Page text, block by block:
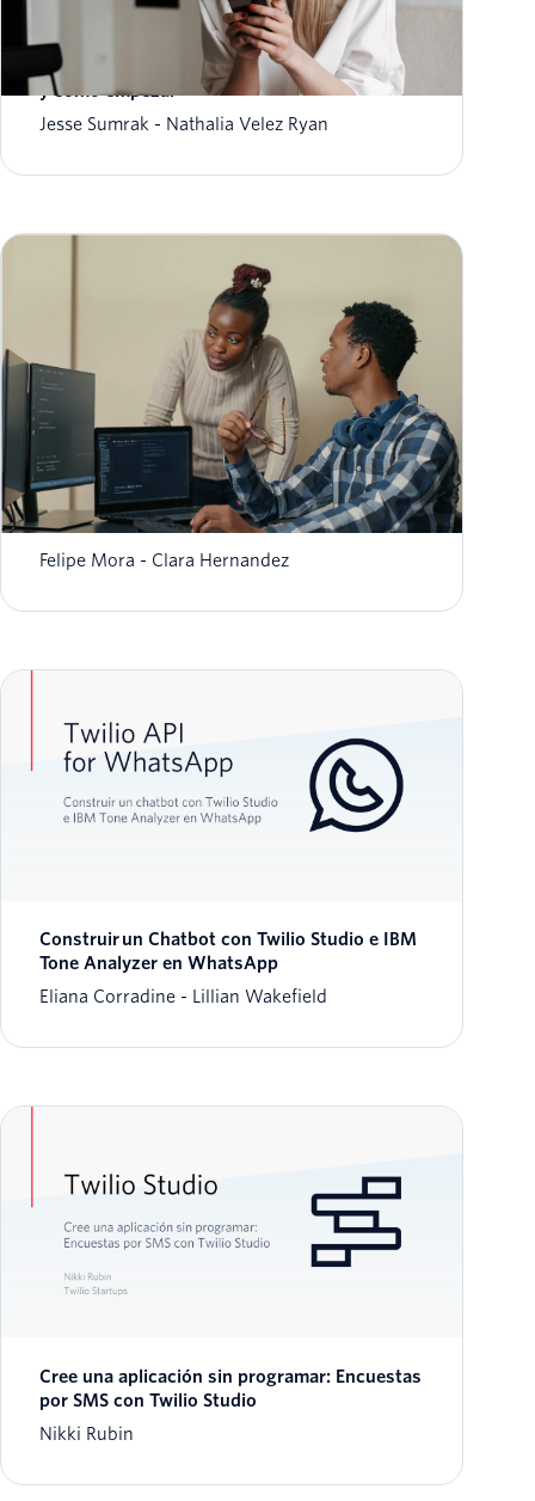
Marketing por SMS para principiantes: Qué es
y cómo empezar
Jesse Sumrak
Nathalia Velez Ryan
Cómo transferir chats de WhatsApp de un
BOT a Twilio Flex
Felipe Mora
Clara Hernandez
Construir un Chatbot con Twilio Studio e IBM
Tone Analyzer en WhatsApp
Eliana Corradine
Lillian Wakefield
Cree una aplicación sin programar: Encuestas
por SMS con Twilio Studio
Nikki Rubin